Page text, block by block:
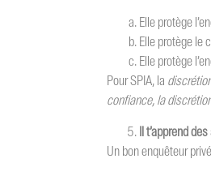
Elle protège
Elle protège le
Elle protège
Pour SPIA, la
confiance, la
Il t’apprend
Un bon enquêteur